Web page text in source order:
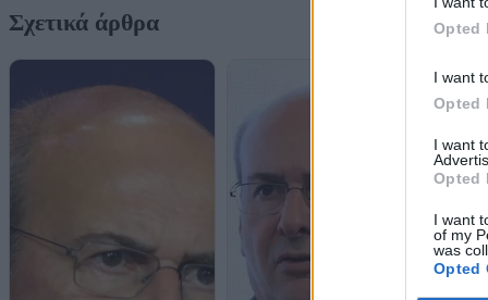
Opted
I want
Opted
I want
Opted
I want
of my
was
Opted
Σχετικά άρθρα